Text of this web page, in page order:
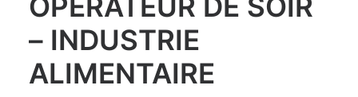
Candidats
OFFREZ UN EMPLOI
– INDUSTRIE
ALIMENTAIRE